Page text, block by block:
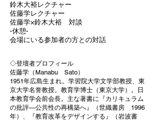
鈴木大裕レクチャー
佐藤学レクチャー
佐藤学×鈴木大裕 対談
-休憩-
会場にいる参加者の方との対話
​◇登壇者プロフィール
佐藤学（Manabu Sato）
1951年広島生まれ。学習院大学文学部教授、東
京大学名誉教授。教育学博士（東京大学）。日
本教育学会前会長。主な著書に『カリキュラム
の批評―公共性の再構築へ』（世織書房 1996
年）、『教育改革をデザインする』（岩波書